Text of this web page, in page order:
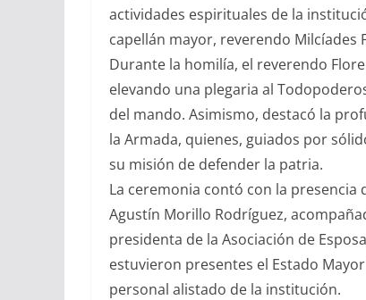
actividades espirituales de la
capellán mayor, reverendo Milcíades
Durante la homilía, el reverendo
elevando una plegaria al
del mando. Asimismo, destacó la
la Armada, quienes, guiados por
su misión de defender la patria.
La ceremonia contó con la
Agustín Morillo Rodríguez,
presidenta de la Asociación de
estuvieron presentes el Estado
personal alistado de la institución.